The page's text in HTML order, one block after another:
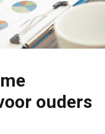
ouders